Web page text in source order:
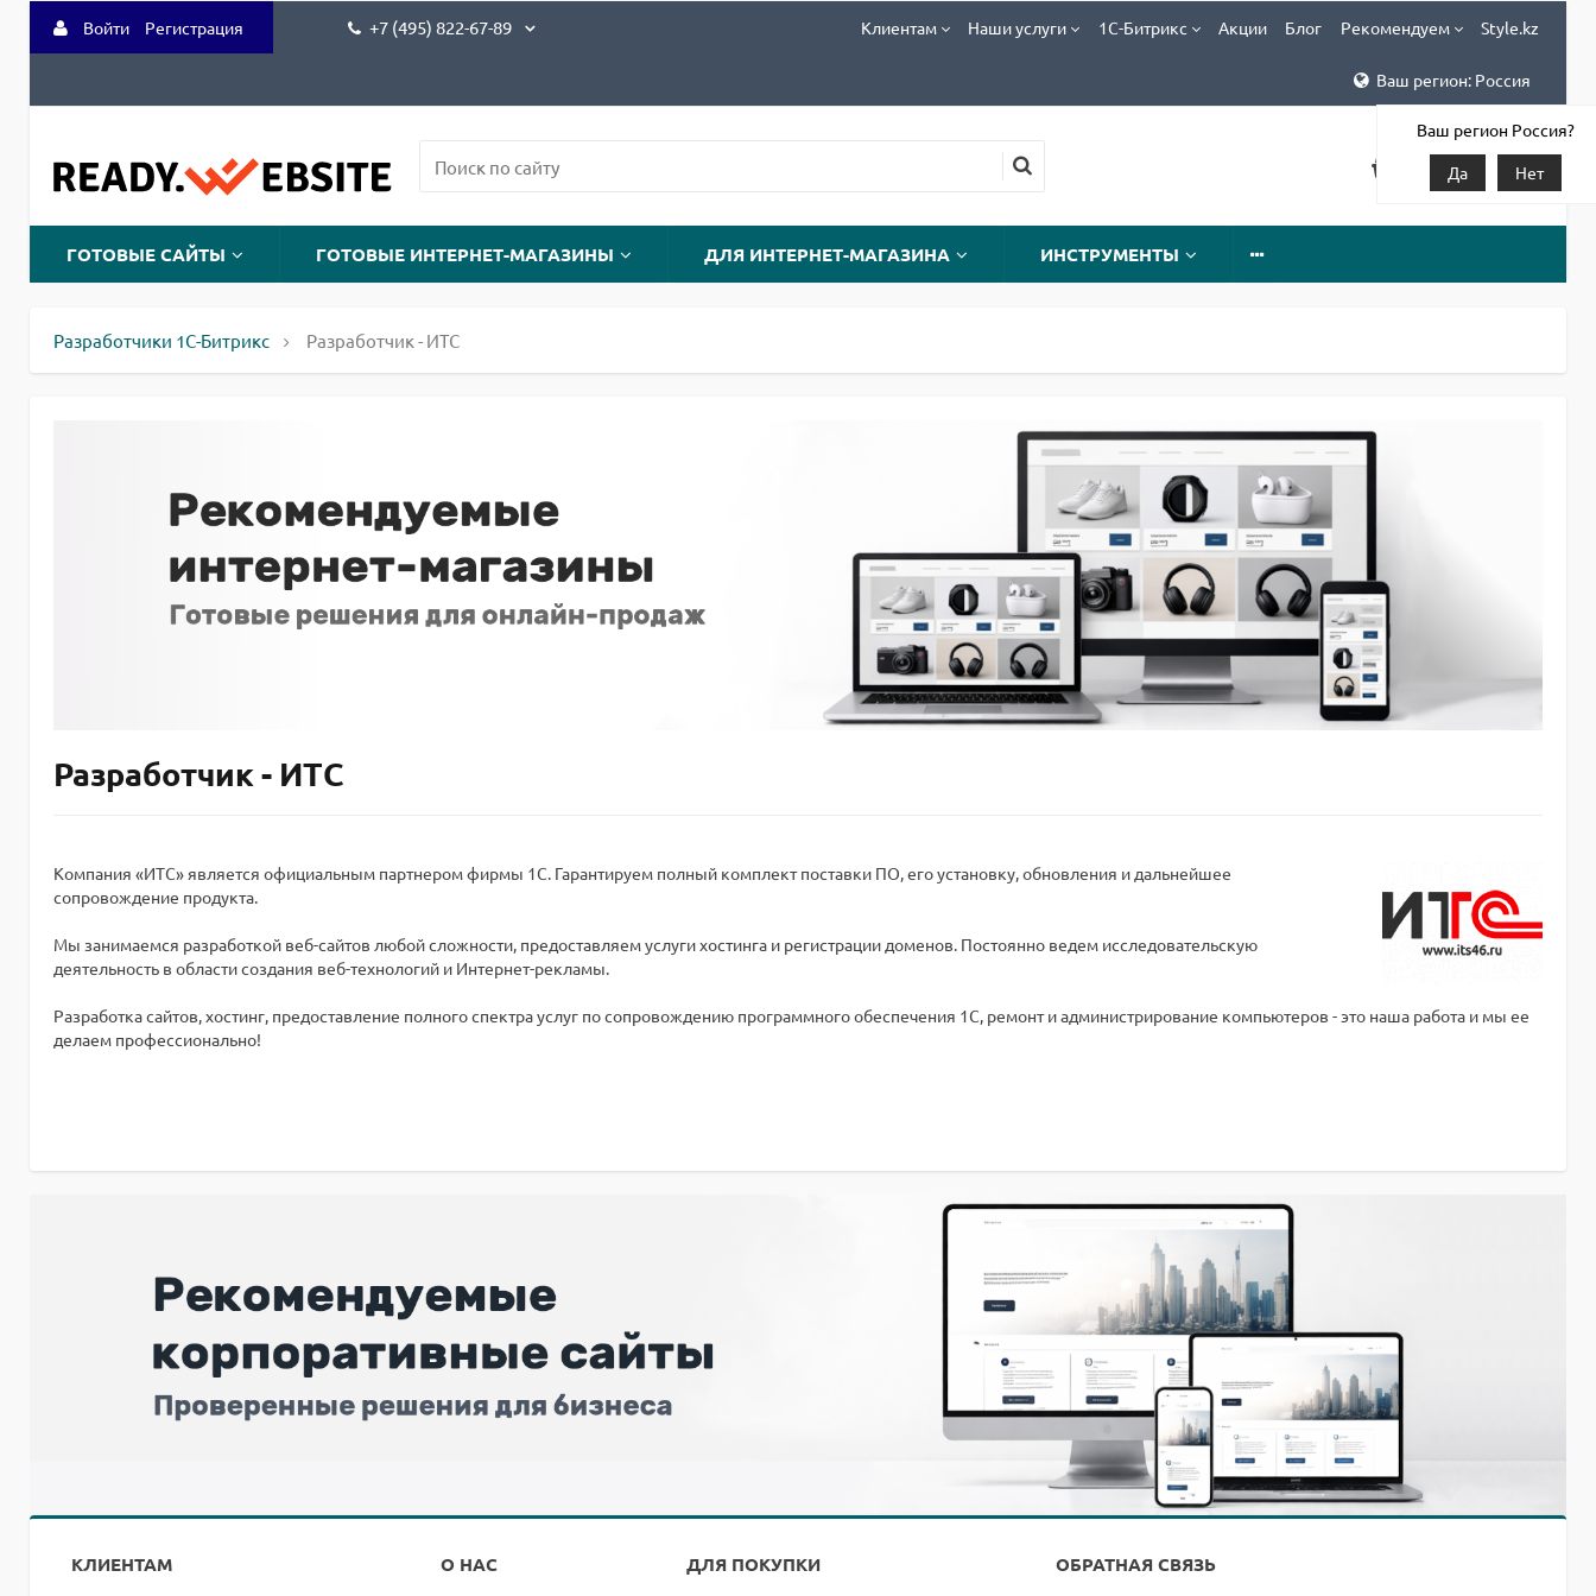
Войти Регистрация +7 (495) 822-67-89 Клиентам Наши услуги 1С-Битрикс Акции Блог Рекомендуем Style.kz
Ваш регион: Россия
Ваш регион Россия?
Да
Нет
ГОТОВЫЕ САЙТЫ ГОТОВЫЕ ИНТЕРНЕТ-МАГАЗИНЫ ДЛЯ ИНТЕРНЕТ-МАГАЗИНА ИНСТРУМЕНТЫ
Разработчики 1С-Битрикс Разработчик - ИТС
Разработчик - ИТС
Компания «ИТС» является официальным партнером фирмы 1С. Гарантируем полный комплект поставки ПО, его установку, обновления и дальнейшее
сопровождение продукта.
Мы занимаемся разработкой веб-сайтов любой сложности, предоставляем услуги хостинга и регистрации доменов. Постоянно ведем исследовательскую
деятельность в области создания веб-технологий и Интернет-рекламы.
Разработка сайтов, хостинг, предоставление полного спектра услуг по сопровождению программного обеспечения 1С, ремонт и администрирование компьютеров - это наша работа и мы ее
делаем профессионально!
КЛИЕНТАМ О НАС ДЛЯ ПОКУПКИ ОБРАТНАЯ СВЯЗЬ